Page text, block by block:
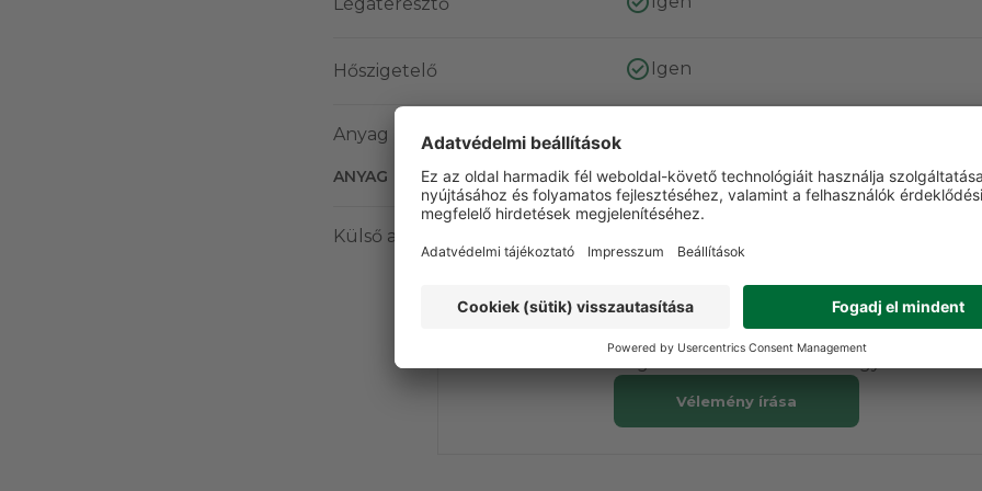
Hőszigetelő Igen
Anyag
ANYAG
Külső anyag
VÁSÁRLÓI VÉLEMÉNYEK
Ezt a terméket még senki nem értékelte. Legyen Ön az
Vélemény írása